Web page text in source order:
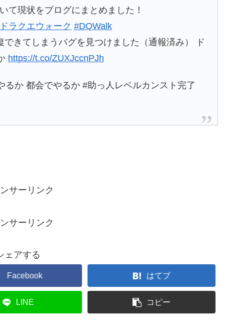
て現状をブログにまとめました！
ラクエウォーク #DQWalk
できてしまうバグを見つけました（通報済み） ド
https://t.co/ZUXJccnPJh
か 都会でやるか #助っ人レベルカンスト完了
サーリンク
サーリンク
ェアする
Facebook はてブ
LINE コピー